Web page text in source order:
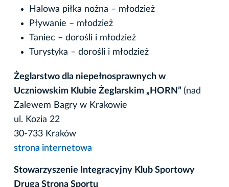
Halowa piłka nożna – młodzież
Pływanie – młodzież
Taniec – dorośli i młodzież
Turystyka – dorośli i młodzież
Żeglarstwo dla niepełnosprawnych w
Uczniowskim Klubie Żeglarskim „HORN” (nad
Zalewem Bagry w Krakowie
ul. Kozia 22
30-733 Kraków
strona internetowa
Stowarzyszenie Integracyjny Klub Sportowy
Druga Strona Sportu